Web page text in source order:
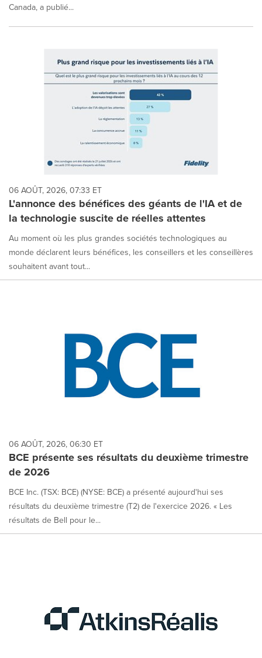
Canada, a publié...
06 AOÛT, 2026, 07:33 ET
L'annonce des bénéfices des géants de l'IA et de
la technologie suscite de réelles attentes
Au moment où les plus grandes sociétés technologiques au
monde déclarent leurs bénéfices, les conseillers et les conseillères
souhaitent avant tout...
06 AOÛT, 2026, 06:30 ET
BCE présente ses résultats du deuxième trimestre
de 2026
BCE Inc. (TSX: BCE) (NYSE: BCE) a présenté aujourd'hui ses
résultats du deuxième trimestre (T2) de l'exercice 2026. « Les
résultats de Bell pour le...